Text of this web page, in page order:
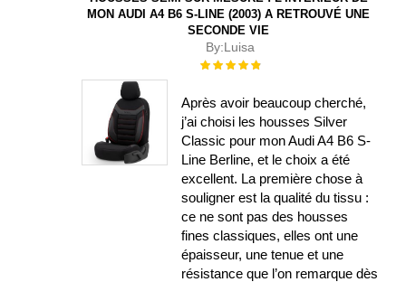
MON AUDI A4 B6 S-LINE (2003) A RETROUVÉ UNE
SECONDE VIE
By:Luisa
Évaluation :
Après avoir beaucoup cherché,
j’ai choisi les housses Silver
Classic pour mon Audi A4 B6 S-
Line Berline, et le choix a été
excellent. La première chose à
souligner est la qualité du tissu :
ce ne sont pas des housses
fines classiques, elles ont une
épaisseur, une tenue et une
résistance que l’on remarque dès